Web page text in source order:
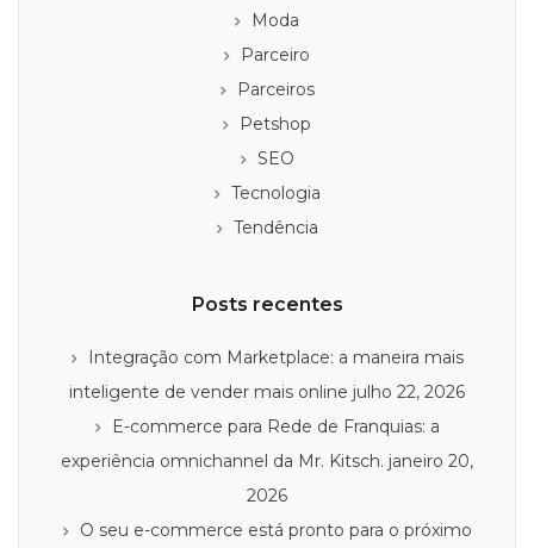
Moda
Parceiro
Parceiros
Petshop
SEO
Tecnologia
Tendência
Posts recentes
Integração com Marketplace: a maneira mais
inteligente de vender mais online julho 22, 2026
E-commerce para Rede de Franquias: a
experiência omnichannel da Mr. Kitsch. janeiro 20,
2026
O seu e-commerce está pronto para o próximo